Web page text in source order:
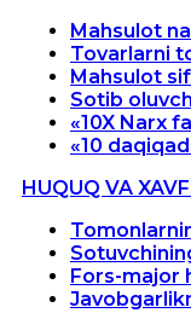
Mahsulot
Tovarlarni
Mahsulot
Sotib
«10X Narx
«10
HUQUQ VA
Fors-major